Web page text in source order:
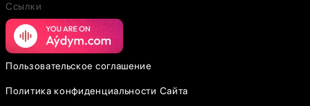
Ссылки
Пользовательское соглашение
Политика конфиденциальности Сайта